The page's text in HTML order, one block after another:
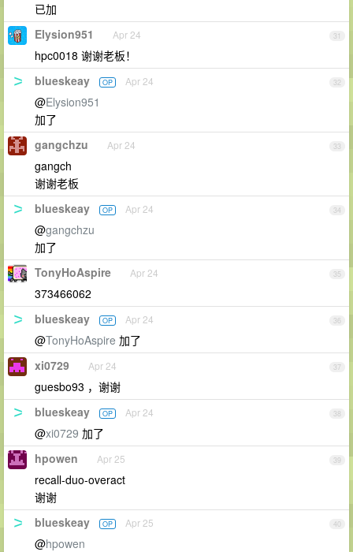
已加
31
Elysion951 Apr 24
hpc0018 谢谢老板！
32
blueskeay OP Apr 24
@Elysion951
加了
33
gangchzu Apr 24
gangch
谢谢老板
34
blueskeay OP Apr 24
@gangchzu
加了
35
TonyHoAspire Apr 24
373466062
36
blueskeay OP Apr 24
@TonyHoAspire 加了
37
xi0729 Apr 24
guesbo93 ，谢谢
38
blueskeay OP Apr 24
@xi0729 加了
39
hpowen Apr 25
recall-duo-overact
谢谢
40
blueskeay OP Apr 25
@hpowen